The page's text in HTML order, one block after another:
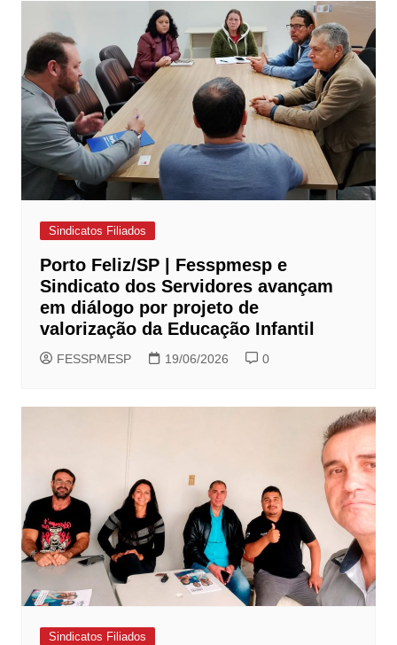
Sindicatos Filiados
Porto Feliz/SP | Fesspmesp e
Sindicato dos Servidores avançam
em diálogo por projeto de
valorização da Educação Infantil
FESSPMESP 19/06/2026 0
Sindicatos Filiados